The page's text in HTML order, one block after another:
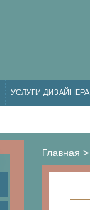
УСЛУГИ ДИЗАЙНЕРА
Главная >